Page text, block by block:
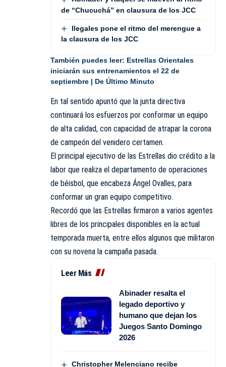
de “Chucuchá” en clausura de los JCC
Ilegales pone el ritmo del merengue a
la clausura de los JCC
También puedes leer: Estrellas Orientales
iniciarán sus entrenamientos el 22 de
septiembre | De Último Minuto
En tal sentido apuntó que la junta directiva
continuará los esfuerzos por conformar un equipo
de alta calidad, con capacidad de atrapar la corona
de campeón del venidero certamen.
El principal ejecutivo de las Estrellas dio crédito a la
labor que realiza el departamento de operaciones
de béisbol, que encabeza Ángel Ovalles, para
conformar un gran equipo competitivo.
Recordó que las Estrellas firmaron a varios agentes
libres de los principales disponibles en la actual
temporada muerta, entre ellos algunos que militaron
con su novena la campaña pasada.
Leer Más
Abinader resalta el
legado deportivo y
humano que dejan los
Juegos Santo Domingo
2026
Christopher Melenciano recibe